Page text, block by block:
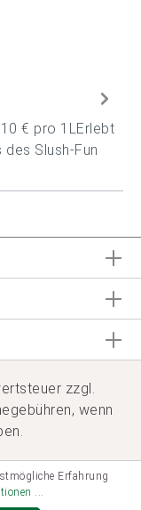
€ pro 1LErlebt
Slush-Fun
zzgl.
wenn
Erfahrung
...